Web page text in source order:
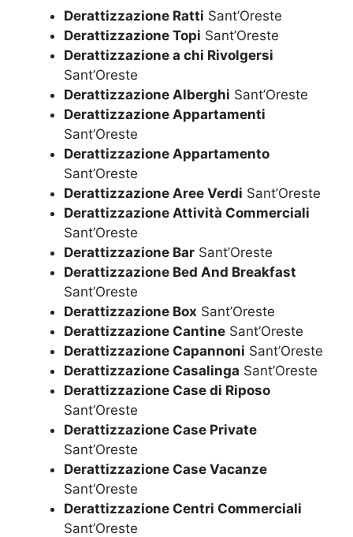
Derattizzazione Ratti Sant’Oreste
Derattizzazione Topi Sant’Oreste
Derattizzazione a chi Rivolgersi
Sant’Oreste
Derattizzazione Alberghi Sant’Oreste
Derattizzazione Appartamenti
Sant’Oreste
Derattizzazione Appartamento
Sant’Oreste
Derattizzazione Aree Verdi Sant’Oreste
Derattizzazione Attività Commerciali
Sant’Oreste
Derattizzazione Bar Sant’Oreste
Derattizzazione Bed And Breakfast
Sant’Oreste
Derattizzazione Box Sant’Oreste
Derattizzazione Cantine Sant’Oreste
Derattizzazione Capannoni Sant’Oreste
Derattizzazione Casalinga Sant’Oreste
Derattizzazione Case di Riposo
Sant’Oreste
Derattizzazione Case Private
Sant’Oreste
Derattizzazione Case Vacanze
Sant’Oreste
Derattizzazione Centri Commerciali
Sant’Oreste